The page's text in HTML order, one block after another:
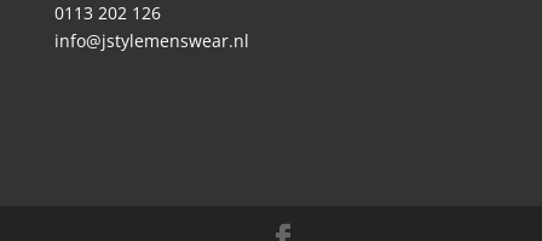
0113 202 126
info@jstylemenswear.nl